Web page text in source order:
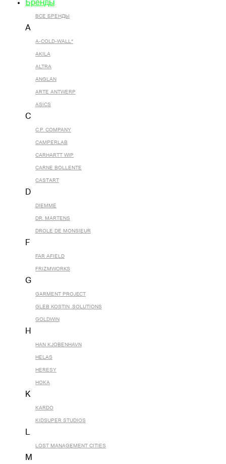
Бренды
ВСЕ БРЕНДЫ
A
A-COLD-WALL*
AKILA
ALTRA
ANGLAN
ARTE ANTWERP
ASICS
C
C.P. COMPANY
CAMPERLAB
CARHARTT WIP
CARNE BOLLENTE
CASTART
D
DIEMME
DR. MARTENS
DROLE DE MONSIEUR
F
FAR AFIELD
FRIZMWORKS
G
GARMENT PROJECT
GLEB KOSTIN .SOLUTIONS
GOLDWIN
H
HAN KJOBENHAVN
HELAS
HERESY
HOKA
K
KARDO
KIDSUPER STUDIOS
L
LOST MANAGEMENT CITIES
M